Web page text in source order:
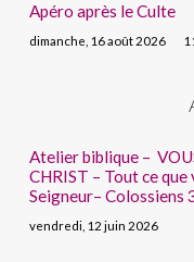
Apéro après le Culte
dimanche, 16 août 2026
Atelier biblique –
CHRIST – Tout ce
Seigneur– Colossiens
vendredi, 12 juin 2026